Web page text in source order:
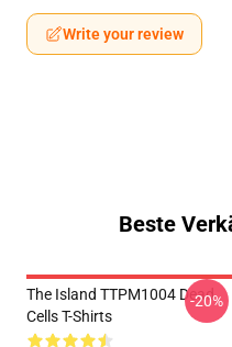
Write your review
Beste
The Island TTPM1004 Dead
Cells T-Shirts
-20%